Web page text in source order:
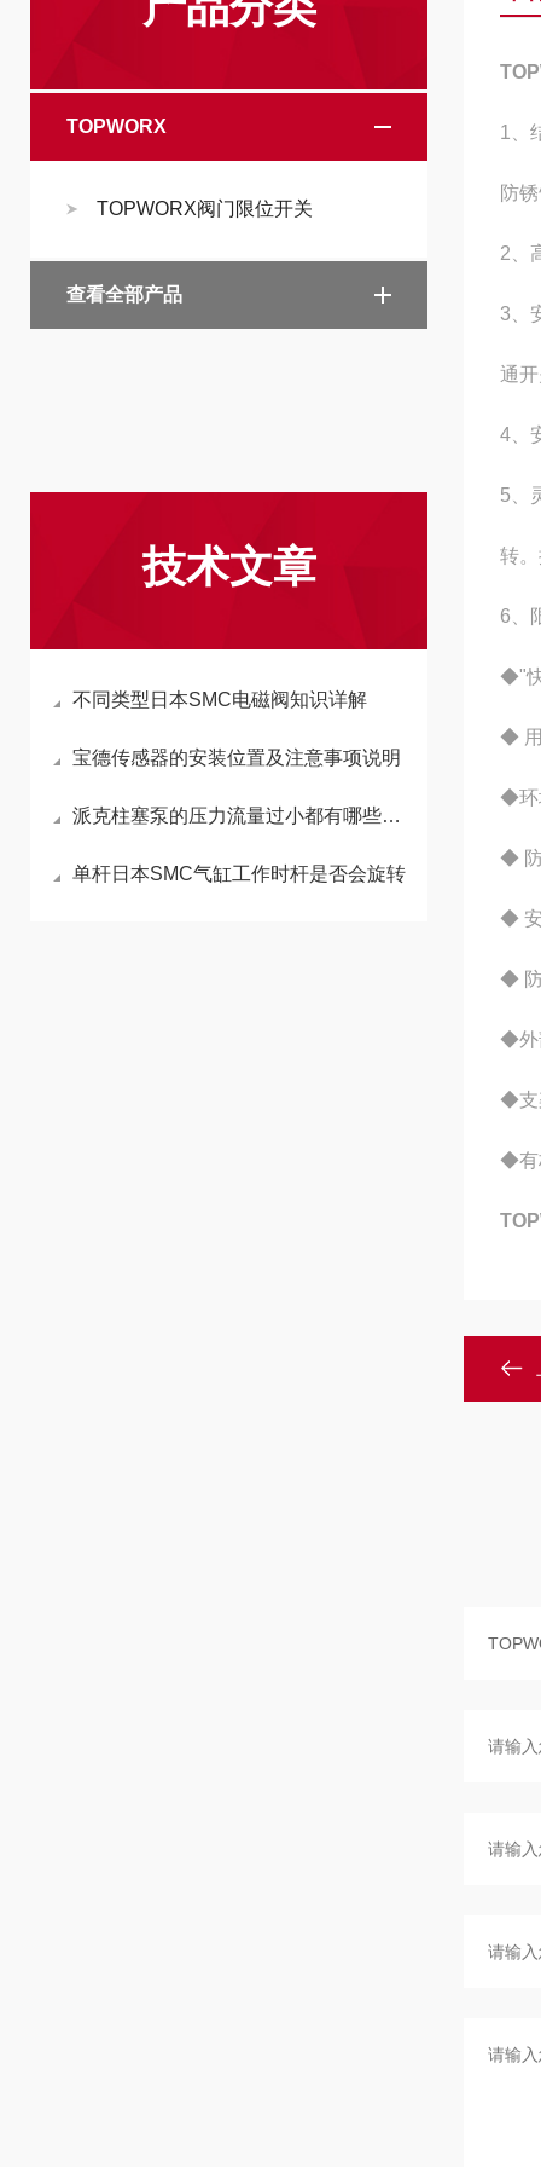
TOPWORX
TOPWORX阀门限位开关
查看全部产品
技术文章
不同类型日本SMC电磁阀知识详解
宝德传感器的安装位置及注意事项说明
派克柱塞泵的压力流量过小都有哪些原因？
单杆日本SMC气缸工作时杆是否会旋转
1、
防
2、
3、
通
4、
5、
转
6、
◆"快
◆ 用
◆环
◆ 防
◆ 安
◆
◆外
◆支
◆有